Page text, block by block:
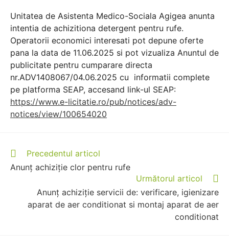
Unitatea de Asistenta Medico-Sociala Agigea anunta
intentia de achizitiona detergent pentru rufe.
Operatorii economici interesati pot depune oferte
pana la data de 11.06.2025 si pot vizualiza Anuntul de
publicitate pentru cumparare directa
nr.ADV1408067/04.06.2025 cu informatii complete
pe platforma SEAP, accesand link-ul SEAP:
https://www.e-licitatie.ro/pub/notices/adv-
notices/view/100654020
Precedentul articol
Anunț achiziție clor pentru rufe
Următorul articol
Anunț achiziție servicii de: verificare, igienizare
aparat de aer conditionat si montaj aparat de aer
conditionat